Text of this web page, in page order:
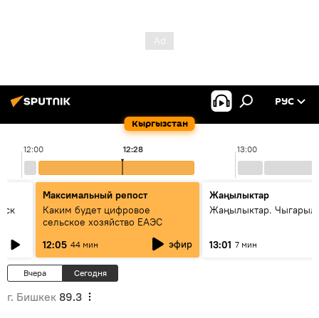
Кыргызстан
РУС
12:00 13:00
12:28
Максимальный репост
Каким будет цифровое
сельское хозяйство ЕАЭС
12:05 44 мин эфир
Жаңылыктар
Жаңылыктар.
13:01 7 мин
Вчера Сегодня
г. Бишкек 89.3